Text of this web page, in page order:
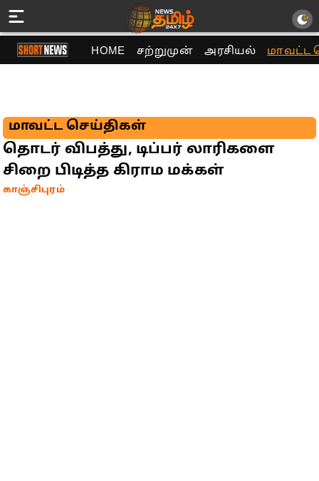
HOME சற்றுமுன் அரசியல் மாவட்ட
மாவட்ட செய்திகள்
தொடர் விபத்து, டிப்பர் லாரிகளை
சிறை பிடித்த கிராம மக்கள்
காஞ்சிபுரம்